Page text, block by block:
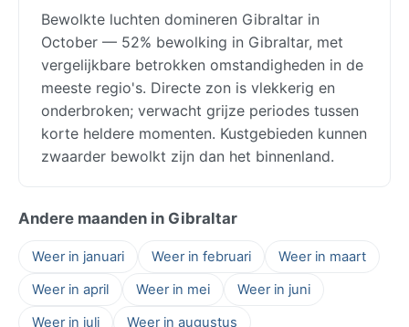
Bewolkte luchten domineren Gibraltar in
October — 52% bewolking in Gibraltar, met
vergelijkbare betrokken omstandigheden in de
meeste regio's. Directe zon is vlekkerig en
onderbroken; verwacht grijze periodes tussen
korte heldere momenten. Kustgebieden kunnen
zwaarder bewolkt zijn dan het binnenland.
Andere maanden in Gibraltar
Weer in januari Weer in februari
Weer in maart
Weer in april
Weer in mei
Weer in juni
Weer in juli
Weer in augustus